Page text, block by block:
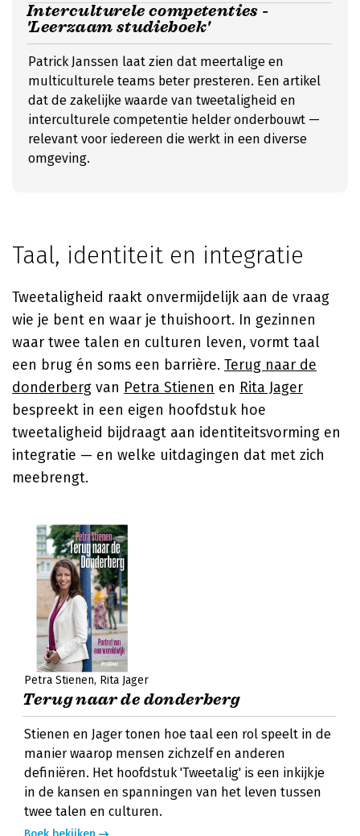
Interculturele competenties -
'Leerzaam studieboek'
Patrick Janssen laat zien dat meertalige en
multiculturele teams beter presteren. Een artikel
dat de zakelijke waarde van tweetaligheid en
interculturele competentie helder onderbouwt —
relevant voor iedereen die werkt in een diverse
omgeving.
Taal, identiteit en integratie
Tweetaligheid raakt onvermijdelijk aan de vraag
wie je bent en waar je thuishoort. In gezinnen
waar twee talen en culturen leven, vormt taal
een brug én soms een barrière. Terug naar de
donderberg van Petra Stienen en Rita Jager
bespreekt in een eigen hoofdstuk hoe
tweetaligheid bijdraagt aan identiteitsvorming en
integratie — en welke uitdagingen dat met zich
meebrengt.
Petra Stienen Rita Jager
Terug naar de donderberg
Stienen en Jager tonen hoe taal een rol speelt in de
manier waarop mensen zichzelf en anderen
definiëren. Het hoofdstuk 'Tweetalig' is een inkijkje
in de kansen en spanningen van het leven tussen
twee talen en culturen.